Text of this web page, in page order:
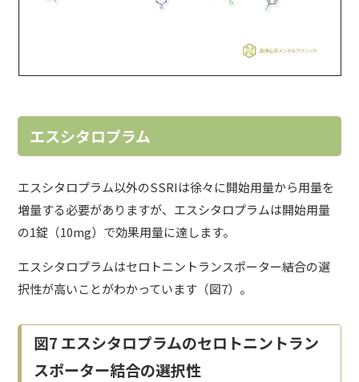
エスシタロプラム
エスシタロプラム以外のSSRIは徐々に開始用量から用量を
増量する必要がありますが、エスシタロプラムは開始用量
の1錠（10mg）で効果用量に達します。
エスシタロプラムはセロトニントランスポーター結合の選
択性が高いことがわかっています（図7）。
図7 エスシタロプラムのセロトニントラン
スポーター結合の選択性